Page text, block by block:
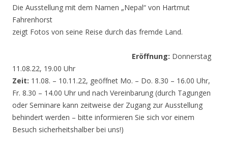
Die Ausstellung mit dem Namen „Nepal“ von Hartmut
Fahrenhorst
zeigt Fotos von seine Reise durch das fremde Land.
Eröffnung: Donnerstag
11.08.22, 19.00 Uhr
Zeit: 11.08. – 10.11.22, geöffnet Mo. – Do. 8.30 – 16.00 Uhr,
Fr. 8.30 – 14.00 Uhr und nach Vereinbarung (durch Tagungen
oder Seminare kann zeitweise der Zugang zur Ausstellung
behindert werden – bitte informieren Sie sich vor einem
Besuch sicherheitshalber bei uns!)